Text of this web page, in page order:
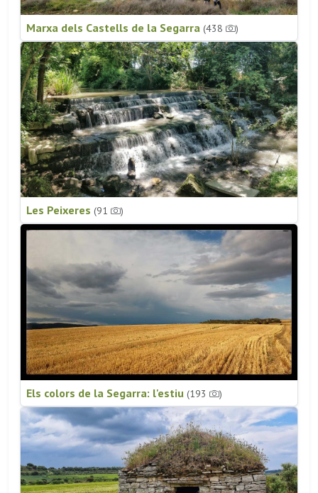
Marxa dels Castells de la Segarra (438 )
Les Peixeres (91 )
Els colors de la Segarra: l'estiu (193 )